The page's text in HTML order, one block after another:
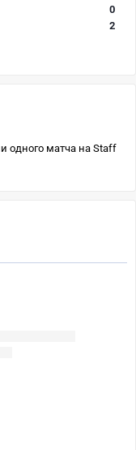
0
2
одного матча на Staff